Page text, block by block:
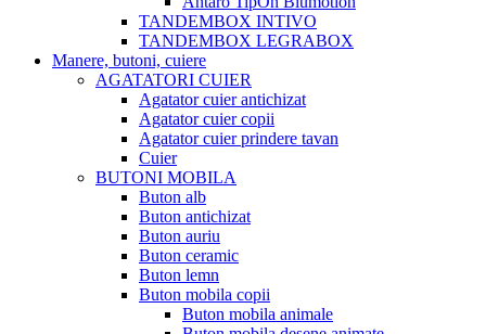
TANDEMBOX INTIVO
TANDEMBOX LEGRABOX
Manere, butoni, cuiere
AGATATORI CUIER
Agatator cuier antichizat
Agatator cuier copii
Agatator cuier prindere tavan
Cuier
BUTONI MOBILA
Buton alb
Buton antichizat
Buton auriu
Buton ceramic
Buton lemn
Buton mobila copii
Buton mobila animale